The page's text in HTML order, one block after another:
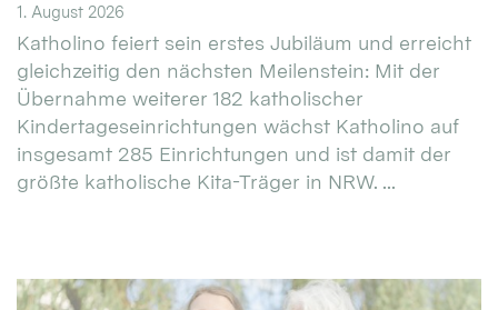
1. August 2026
Katholino feiert sein erstes Jubiläum und erreicht
gleichzeitig den nächsten Meilenstein: Mit der
Übernahme weiterer 182 katholischer
Kindertageseinrichtungen wächst Katholino auf
insgesamt 285 Einrichtungen und ist damit der
größte katholische Kita-Träger in NRW. ...